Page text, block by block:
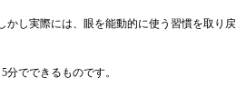
し実際には、眼を能動的に使う習慣を取り戻
でできるものです。